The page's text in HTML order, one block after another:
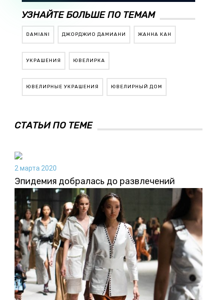
УЗНАЙТЕ БОЛЬШЕ ПО ТЕМАМ
DAMIANI ДЖОРДЖИО ДАМИАНИ ЖАННА КАН
УКРАШЕНИЯ ЮВЕЛИРКА
ЮВЕЛИРНЫЕ УКРАШЕНИЯ ЮВЕЛИРНЫЙ ДОМ
СТАТЬИ ПО ТЕМЕ
2 марта 2020
Эпидемия добралась до развлечений